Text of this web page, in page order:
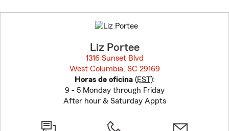
to
before
Liz Portee
1316 Sunset Blvd
West Columbia, SC 29169
Horas de oficina(EST):
9 - 5 Monday through Friday
After hour & Saturday Appts